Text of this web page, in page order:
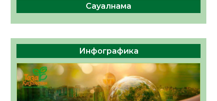
Сауалнама
Инфографика